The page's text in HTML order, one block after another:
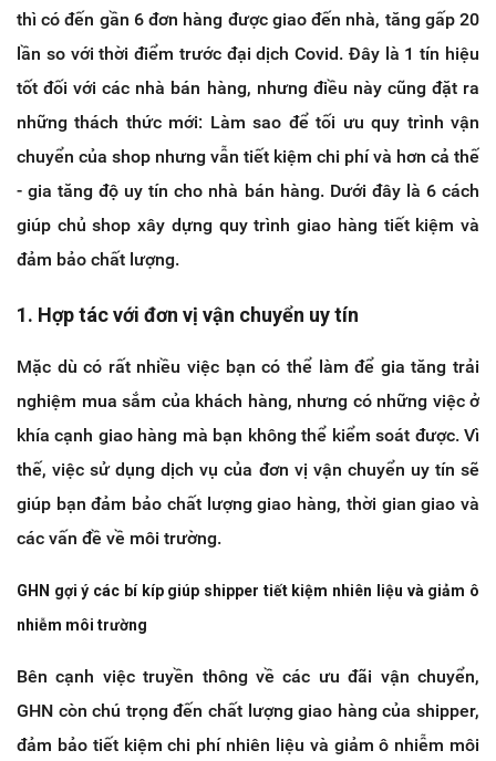
thì có đến gần 6 đơn hàng được giao đến nhà, tăng gấp 20
lần so với thời điểm trước đại dịch Covid. Đây là 1 tín hiệu
tốt đối với các nhà bán hàng, nhưng điều này cũng đặt ra
những thách thức mới: Làm sao để tối ưu quy trình vận
chuyển của shop nhưng vẫn tiết kiệm chi phí và hơn cả thế
- gia tăng độ uy tín cho nhà bán hàng. Dưới đây là 6 cách
giúp chủ shop xây dựng quy trình giao hàng tiết kiệm và
đảm bảo chất lượng.
1. Hợp tác với đơn vị vận chuyển uy tín
Mặc dù có rất nhiều việc bạn có thể làm để gia tăng trải
nghiệm mua sắm của khách hàng, nhưng có những việc ở
khía cạnh giao hàng mà bạn không thể kiểm soát được. Vì
thế, việc sử dụng dịch vụ của đơn vị vận chuyển uy tín sẽ
giúp bạn đảm bảo chất lượng giao hàng, thời gian giao và
các vấn đề về môi trường.
GHN gợi ý các bí kíp giúp shipper tiết kiệm nhiên liệu và giảm ô
nhiễm môi trường
Bên cạnh việc truyền thông về các ưu đãi vận chuyển,
GHN còn chú trọng đến chất lượng giao hàng của shipper,
đảm bảo tiết kiệm chi phí nhiên liệu và giảm ô nhiễm môi